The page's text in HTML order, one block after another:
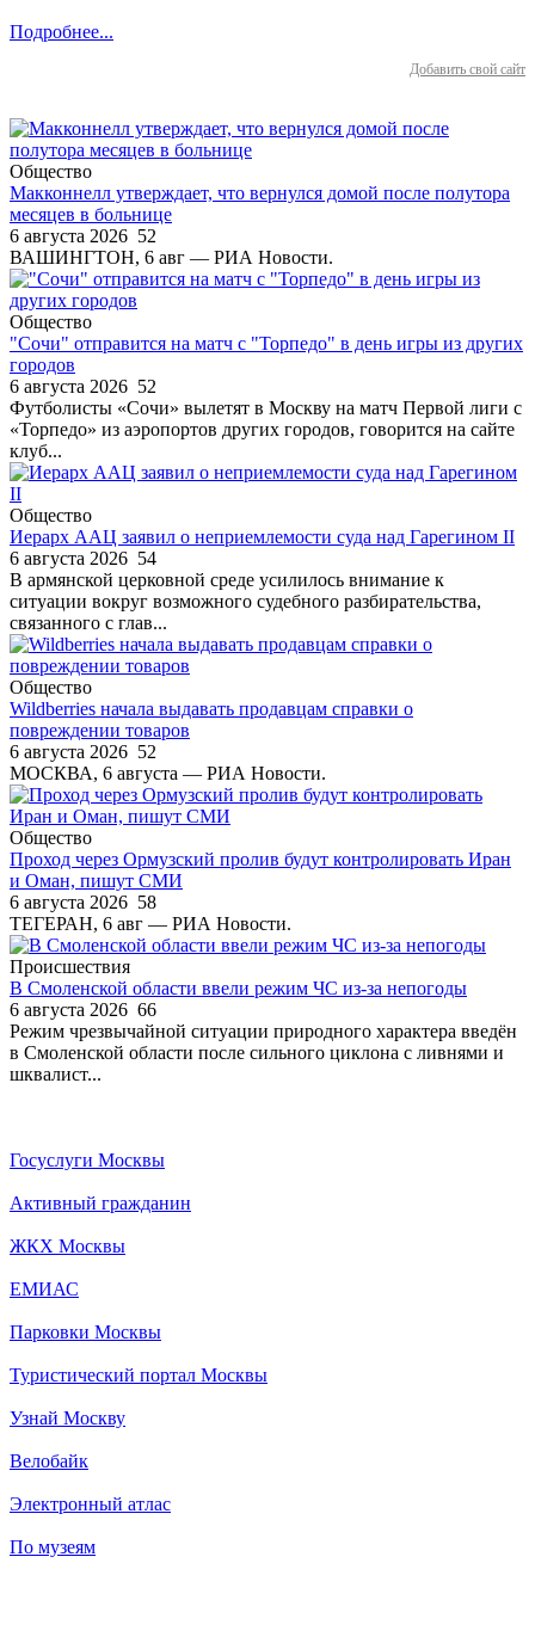
Подробнее...
Добавить свой сайт
Общество
Макконнелл утверждает, что вернулся домой после полутора
месяцев в больнице
6 августа 2026 52
ВАШИНГТОН, 6 авг — РИА Новости.
Общество
"Сочи" отправится на матч с "Торпедо" в день игры из других
городов
6 августа 2026 52
Футболисты «Сочи» вылетят в Москву на матч Первой лиги с
«Торпедо» из аэропортов других городов, говорится на сайте
клуб...
Общество
Иерарх ААЦ заявил о неприемлемости суда над Гарегином II
6 августа 2026 54
В армянской церковной среде усилилось внимание к
ситуации вокруг возможного судебного разбирательства,
связанного с глав...
Общество
Wildberries начала выдавать продавцам справки о
повреждении товаров
6 августа 2026 52
МОСКВА, 6 августа — РИА Новости.
Общество
Проход через Ормузский пролив будут контролировать Иран
и Оман, пишут СМИ
6 августа 2026 58
ТЕГЕРАН, 6 авг — РИА Новости.
Происшествия
В Смоленской области ввели режим ЧС из-за непогоды
6 августа 2026 66
Режим чрезвычайной ситуации природного характера введён
в Смоленской области после сильного циклона с ливнями и
шквалист...
Госуслуги Москвы
Активный гражданин
ЖКХ Москвы
ЕМИАС
Парковки Москвы
Туристический портал Москвы
Узнай Москву
Велобайк
Электронный атлас
По музеям